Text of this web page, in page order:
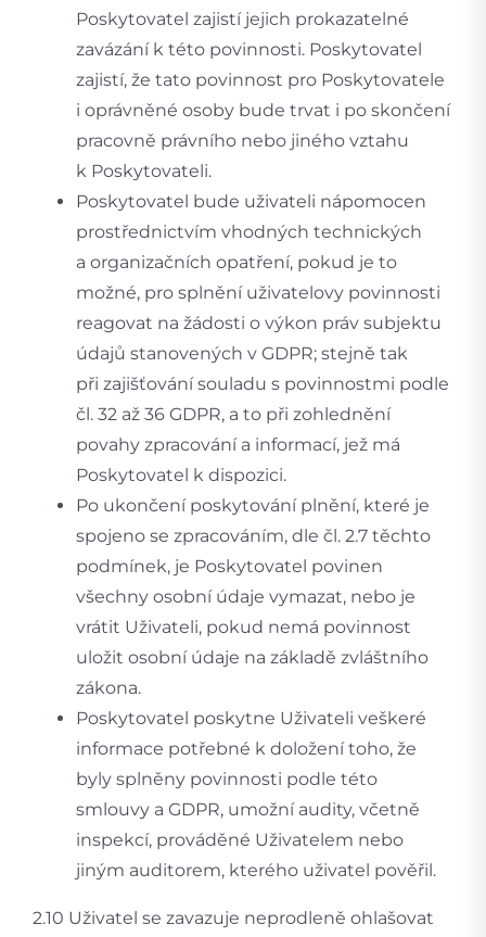
Poskytovatel zajistí jejich prokazatelné
zavázání k této povinnosti. Poskytovatel
zajistí, že tato povinnost pro Poskytovatele
i oprávněné osoby bude trvat i po skončení
pracovně právního nebo jiného vztahu
k Poskytovateli.
Poskytovatel bude uživateli nápomocen
prostřednictvím vhodných technických
a organizačních opatření, pokud je to
možné, pro splnění uživatelovy povinnosti
reagovat na žádosti o výkon práv subjektu
údajů stanovených v GDPR; stejně tak
při zajišťování souladu s povinnostmi podle
čl. 32 až 36 GDPR, a to při zohlednění
povahy zpracování a informací, jež má
Poskytovatel k dispozici.
Po ukončení poskytování plnění, které je
spojeno se zpracováním, dle čl. 2.7 těchto
podmínek, je Poskytovatel povinen
všechny osobní údaje vymazat, nebo je
vrátit Uživateli, pokud nemá povinnost
uložit osobní údaje na základě zvláštního
zákona.
Poskytovatel poskytne Uživateli veškeré
informace potřebné k doložení toho, že
byly splněny povinnosti podle této
smlouvy a GDPR, umožní audity, včetně
inspekcí, prováděné Uživatelem nebo
jiným auditorem, kterého uživatel pověřil.
2.10 Uživatel se zavazuje neprodleně ohlašovat